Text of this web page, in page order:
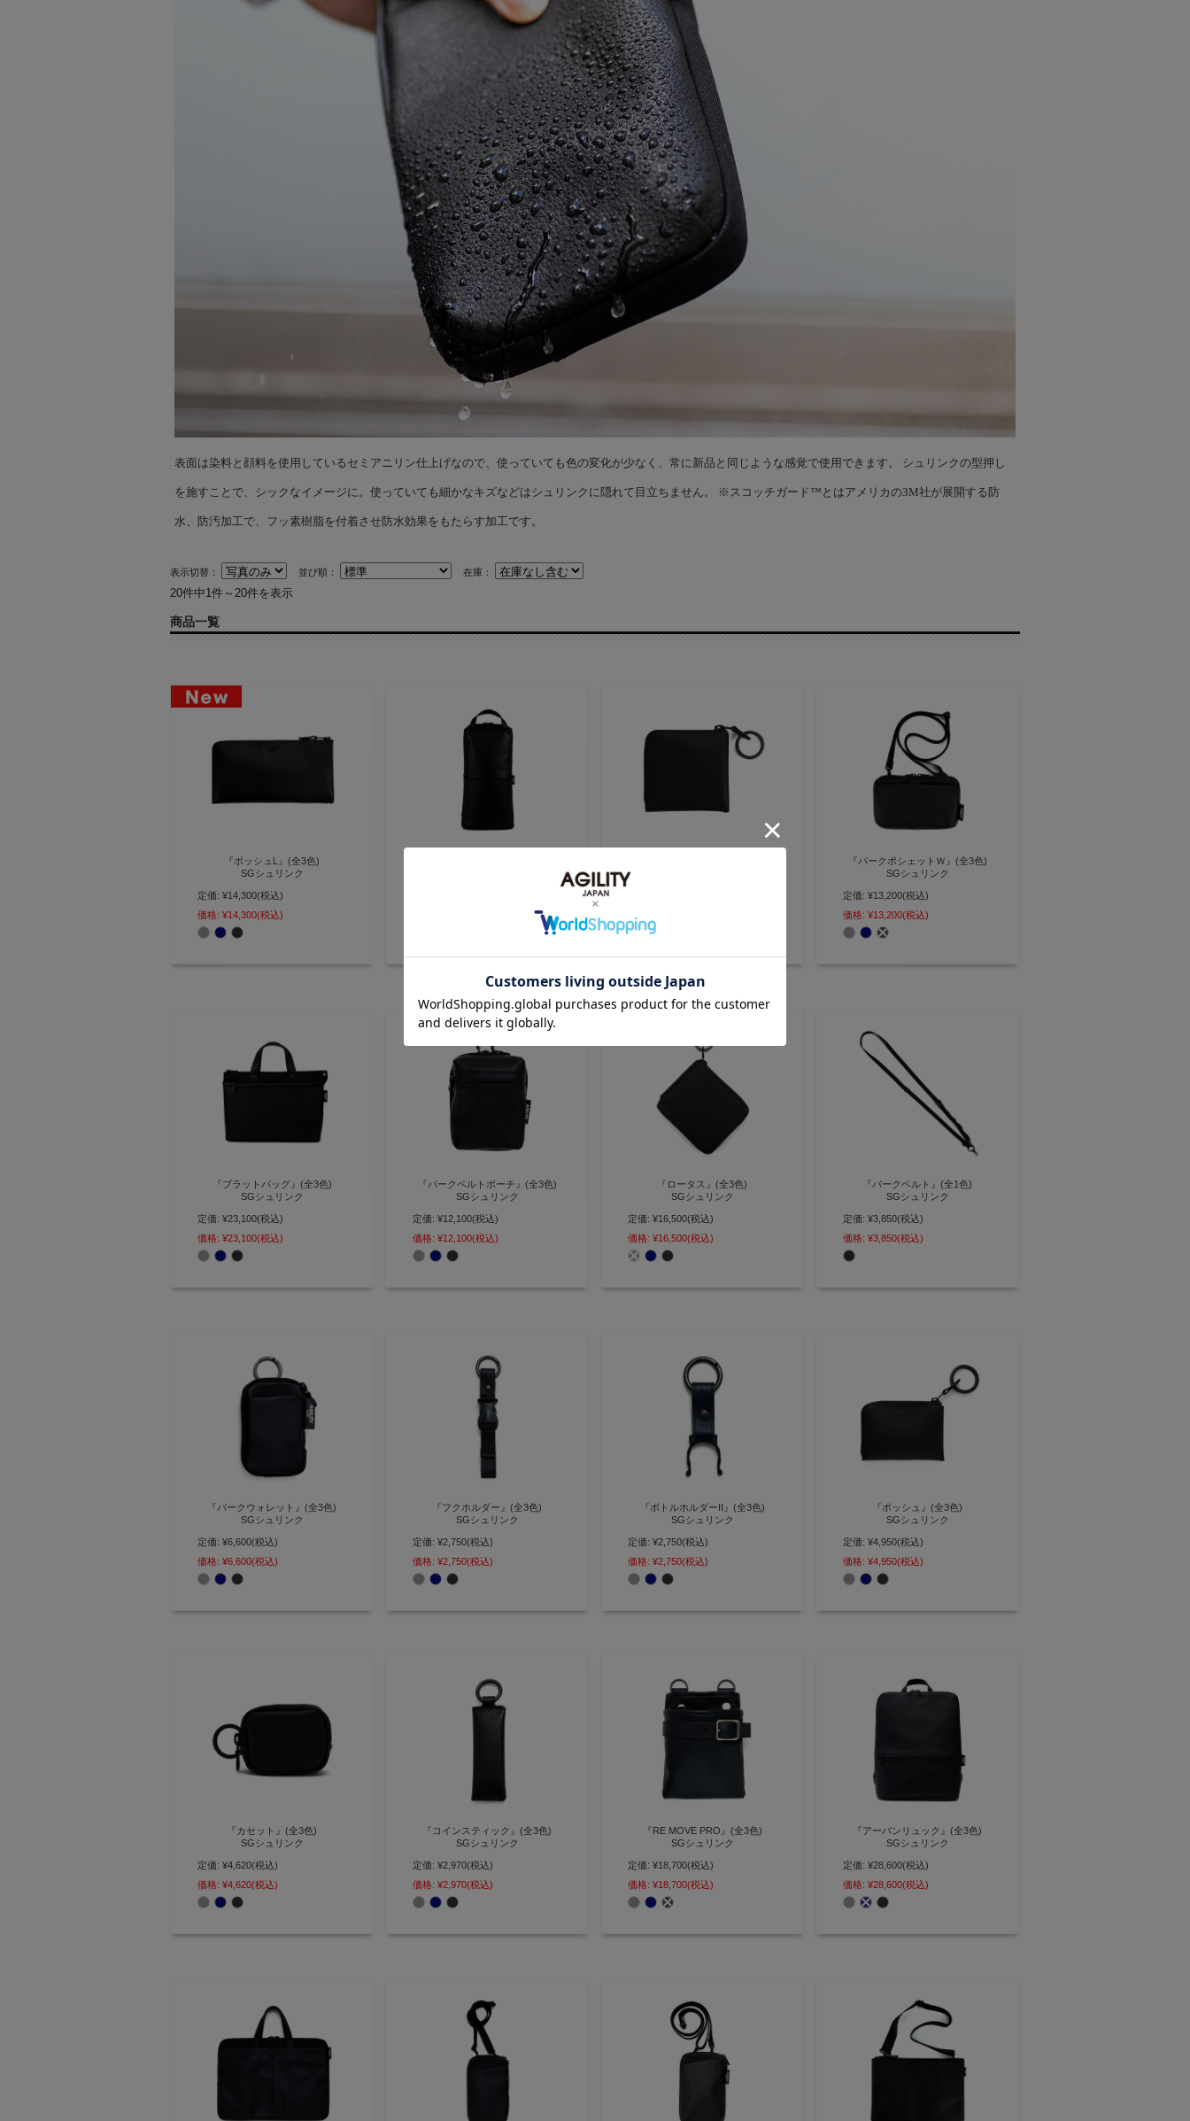
表面は染料と顔料を使用しているセミアニリン仕上げなので、使っていても色の変化が少なく、常に新品と同じような感覚で使用できます。 シュリンクの型押し
を施すことで、シックなイメージに。使っていても細かなキズなどはシュリンクに隠れて目立ちません。 ※スコッチガード™とはアメリカの3M社が展開する防
水、防汚加工で、フッ素樹脂を付着させ防水効果をもたらす加工です。
表示切替： 並び順： 在庫：
20件中1件～20件を表示
商品一覧
『ポッシュL』(全3色)
SGシュリンク
ワンアクションでガバッと開く!!
トレーのようなL字長財布
【AGILITY affa(アジリティ アッ
ファ)】(0365)
定価: ¥14,300(税込)
価格: ¥14,300(税込)
スタイルを変更できる 小さく軽い
3wayバッグ【AGILITY affa(アジ
affa(アジリティ アッファ)】
『パークポシェットＷ』(全3色)
SGシュリンク
お財布機能に特化したミニバッグ
身軽な大人の手ぶらミニショルダ
ー 撥水ver.【AGILITY affa(アジリ
ティ アッファ)】(0558)
定価: ¥13,200(税込)
価格: ¥13,200(税込)
『ブラットバッグ』(全3色)
SGシュリンク
撥水仕様で雨の日も安心！ ちょっ
としたお出かけに最適な大人ミニ
トート【AGILITY affa(アジリティ
アッファ)】(0578)
定価: ¥23,100(税込)
価格: ¥23,100(税込)
『パークベルトポーチ』(全3色)
SGシュリンク
水に強い撥水素材で固めたカラビ
ナ付きベルトポーチ【AGILITY
affa(アジリティ アッファ)】
定価: ¥12,100(税込)
価格: ¥12,100(税込)
『ロータス』(全3色)
SGシュリンク
「撥水レザー×止水ファスナー」
でお金を守る、ファスナーオープ
ン二つ折り財布【AGILITY affa(ア
ジリティ アッファ)】(1144)
定価: ¥16,500(税込)
価格: ¥16,500(税込)
『パークベルト』(全1色)
SGシュリンク
シーンに合わせて革小物を装着 身
軽にお出かけできるハンギングス
トラップ【AGILITY affa(アジリテ
定価: ¥3,850(税込)
価格: ¥3,850(税込)
『パークウォレット』(全3色)
SGシュリンク
「キーケース＋ミニ財布」を組み
合わせた汚れに強いマルチキーポ
ーチ【AGILITY affa(アジリティ
アッファ)】(1141)
定価: ¥6,600(税込)
価格: ¥6,600(税込)
『フクホルダー』(全3色)
SGシュリンク
洋服やタオルを吊るして携帯 両手
が自由になるリング付きホルダー
【AGILITY affa(アジリティ アッ
ファ)】(1142)[M便 3/3]
定価: ¥2,750(税込)
価格: ¥2,750(税込)
『ボトルホルダーII』(全3色)
SGシュリンク
撥水レザーを使用したカラビナリ
ング付きペットボトルホルダー
【AGILITY affa(アジリティ アッ
ファ)】(1143)[M便 3/3]
定価: ¥2,750(税込)
価格: ¥2,750(税込)
『ポッシュ』(全3色)
SGシュリンク
大きく開いて一目瞭然 極小L字フ
ァスナーミニ財布【AGILITY
affa(アジリティ アッファ)】
(0355)[M便 3/3]
定価: ¥4,950(税込)
価格: ¥4,950(税込)
『カセット』(全3色)
SGシュリンク
ワイヤレスイヤホンの携帯に便利
な本革製カラビナ付きミニポーチ
AGILITY affa(アジリティ アッフ
定価: ¥4,620(税込)
価格: ¥4,620(税込)
『コインスティック』(全3色)
SGシュリンク
小銭を20枚収納可能、スリムなフ
ォルムの小銭入れ【AGILITY
affa(アジリティ アッファ)】
定価: ¥2,970(税込)
価格: ¥2,970(税込)
『RE MOVE PRO』(全3色)
SGシュリンク
シザーバッグを現代風に復活。キ
ャンプで使いやすいミニショルダ
ーバッグ【AGILITY affa(アジリテ
ィ アッファ)】(0510)
定価: ¥18,700(税込)
価格: ¥18,700(税込)
『アーバンリュック』(全3色)
SGシュリンク
撥水仕様で雨の日も安心！ スタイ
リッシュなボックス型ビジネスリ
ュック 薄いリュック AGILITY
affa(アジリティ アッファ)】
定価: ¥28,600(税込)
価格: ¥28,600(税込)